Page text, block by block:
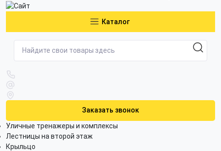
Каталог
Заказать звонок
Уличные тренажеры и комплексы
Лестницы на второй этаж
Крыльцо